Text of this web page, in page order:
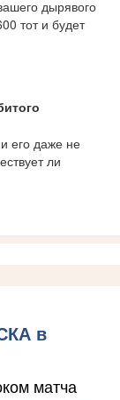
дырявого
тот и будет
его даже не
ли
в
матча